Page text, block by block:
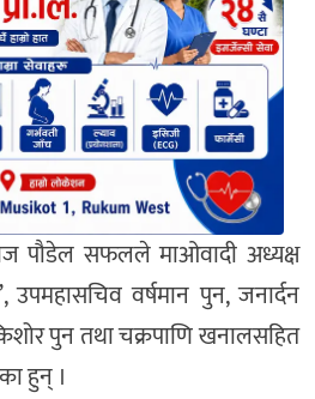
पौडेल सफलले माओवादी अध्यक्ष
उपमहासचिव वर्षमान पुन, जनार्दन
पुन तथा चक्रपाणि खनालसहित
हुन् ।